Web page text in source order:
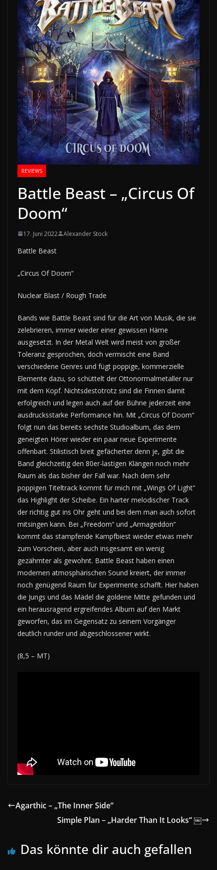
REVIEWS
Battle Beast – „Circus Of
Doom“
17. Juni 2022 Alexander Stock
Battle Beast
„Circus Of Doom“
Nuclear Blast / Rough Trade
Bands wie Battle Beast sind für die Art von Musik, die sie
zelebrieren, immer wieder einer gewissen Häme
ausgesetzt. In der Metal Welt wird meist von großer
Toleranz gesprochen, doch vermischt eine Band
verschiedene Genres und fügt poppige, kommerzielle
Elemente dazu, so schüttelt der Ottonormalmetaller nur
mit dem Kopf. Nichtsdestotrotz sind die Finnen damit
erfolgreich und legen auch auf der Bühne jederzeit eine
ausdrucksstarke Performance hin. Mit „Circus Of Doom“
folgt nun das bereits sechste Studioalbum, das dem
geneigten Hörer wieder ein paar neue Experimente
offenbart. Stilistisch breit gefächerter denn je, gibt die
Band gleichzeitig den 80er-lastigen Klängen noch mehr
Raum als das bisher der Fall war. Nach dem sehr
poppigen Titeltrack kommt für mich mit „Wings Of Light“
das Highlight der Scheibe. Ein harter melodischer Track
der richtig gut ins Ohr geht und bei dem man auch sofort
mitsingen kann. Bei „Freedom“ und „Armageddon“
kommt das stampfende Kampfbiest wieder etwas mehr
zum Vorschein, aber auch insgesamt ein wenig
gezähmter als gewohnt. Battle Beast haben einen
modernen atmosphärischen Sound kreiert, der immer
noch genügend Raum für Experimente schafft. Hier haben
die Jungs und das Mädel die goldene Mitte gefunden und
ein herausragend ergreifendes Album auf den Markt
geworfen, das im Gegensatz zu seinem Vorgänger
deutlich runder und abgeschlossener wirkt.
(8,5 – MT)
Agarthic – „The Inner Side“
Simple Plan – „Harder Than It Looks“ ￼
Das könnte dir auch gefallen